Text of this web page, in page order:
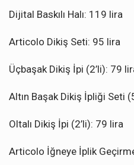
Dijital Baskılı Halı: 119 lira
Articolo Dikiş Seti: 95 lira
Üçbaşak Dikiş İpi (2’li): 79
Altın Başak Dikiş İpliği Seti
Oltalı Dikiş İpi (2’li): 79 lira
Articolo İğneye İplik